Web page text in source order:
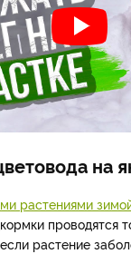
на
растениями
проводятся
растение